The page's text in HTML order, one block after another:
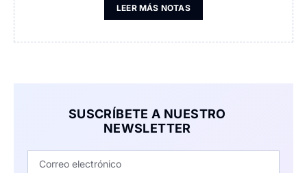
LEER MÁS NOTAS
SUSCRÍBETE A NUESTRO
NEWSLETTER